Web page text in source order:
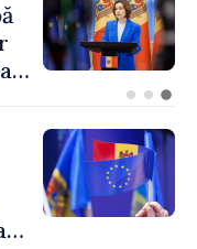
a
să aibă un
Președinta
„Alegerile să fie